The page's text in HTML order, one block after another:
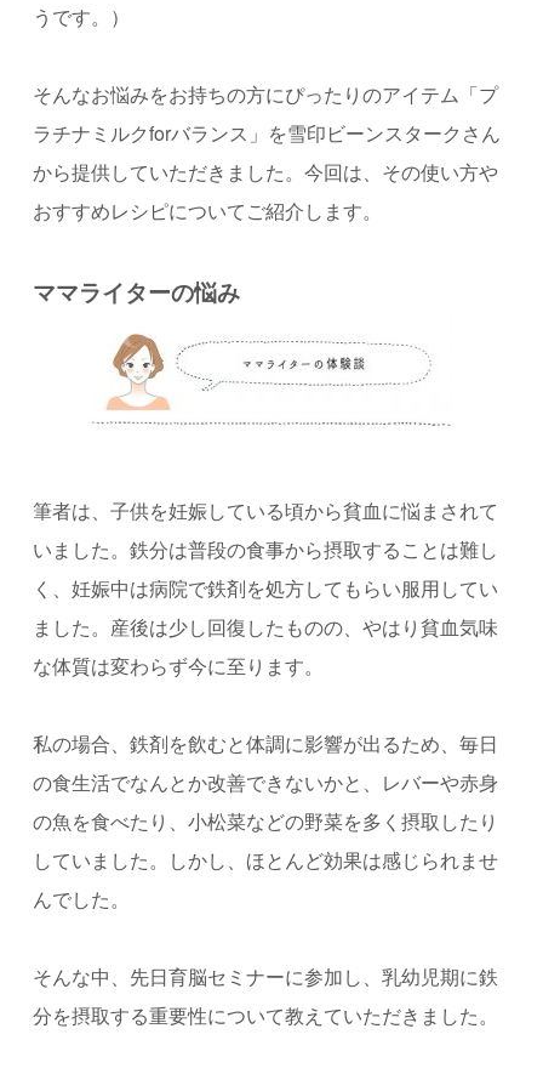
うです。）
そんなお悩みをお持ちの方にぴったりのアイテム「プ
ラチナミルクforバランス」を雪印ビーンスタークさん
から提供していただきました。今回は、その使い方や
おすすめレシピについてご紹介します。
ママライターの悩み
筆者は、子供を妊娠している頃から貧血に悩まされて
いました。鉄分は普段の食事から摂取することは難し
く、妊娠中は病院で鉄剤を処方してもらい服用してい
ました。産後は少し回復したものの、やはり貧血気味
な体質は変わらず今に至ります。
私の場合、鉄剤を飲むと体調に影響が出るため、毎日
の食生活でなんとか改善できないかと、レバーや赤身
の魚を食べたり、小松菜などの野菜を多く摂取したり
していました。しかし、ほとんど効果は感じられませ
んでした。
そんな中、先日育脳セミナーに参加し、乳幼児期に鉄
分を摂取する重要性について教えていただきました。